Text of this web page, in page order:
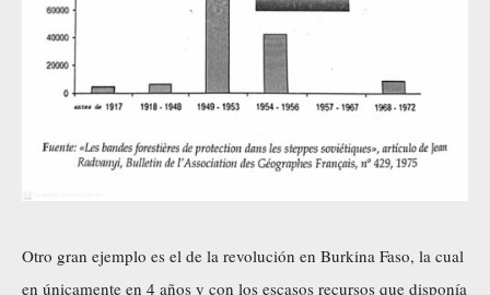
Otro gran ejemplo es el de la revolución en Burkina Faso, la cual
en únicamente en 4 años y con los escasos recursos que disponía